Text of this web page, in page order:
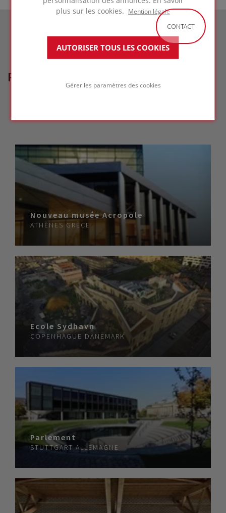
plus sur les cookies.
Mention légale
AUTORISER TOUS LES COOKIES
Gérer les paramètres des cookies
RÉFÉRENCES LIÉES
Nouveau musée Acropole
ATHÈNES GRÈCE
Ecole Sydhavn
COPENHAGUE DANEMARK
Parlement
STUTTGART ALLEMAGNE
CONTACT